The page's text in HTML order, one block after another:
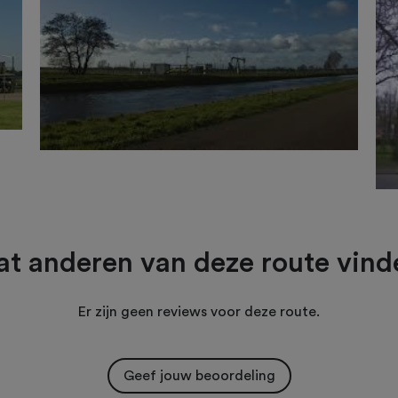
anderen van deze route
Er zijn geen reviews voor deze route.
Geef jouw beoordeling